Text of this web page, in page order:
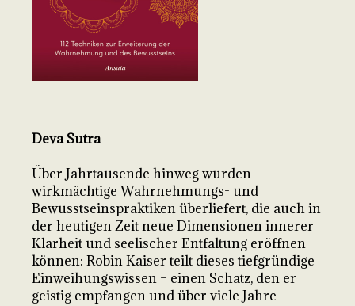
Deva Sutra
Über Jahrtausende hinweg wurden
wirkmächtige Wahrnehmungs- und
Bewusstseinspraktiken überliefert, die auch in
der heutigen Zeit neue Dimensionen innerer
Klarheit und seelischer Entfaltung eröffnen
können: Robin Kaiser teilt dieses tiefgründige
Einweihungswissen – einen Schatz, den er
geistig empfangen und über viele Jahre